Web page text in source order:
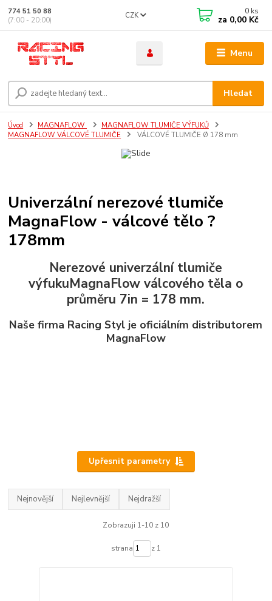
Menu
CZK
Hledat
774 51 50 88
(7:00 - 20:00)
0 ks
za 0,00 Kč
Úvod MAGNAFLOW
MAGNAFLOW TLUMIČE VÝFUKŮ
MAGNAFLOW VÁLCOVÉ TLUMIČE
VÁLCOVÉ TLUMIČE Ø 178 mm
Univerzální nerezové tlumiče
MagnaFlow - válcové tělo ?
178mm
Nerezové univerzální tlumiče
výfukuMagnaFlow válcového těla o
průměru 7in = 178 mm.
Naše firma Racing Styl je oficiálním distributorem
MagnaFlow
Upřesnit parametry
Nejnovější Nejlevnější Nejdražší
Zobrazuji 1-10 z 10
strana z 1